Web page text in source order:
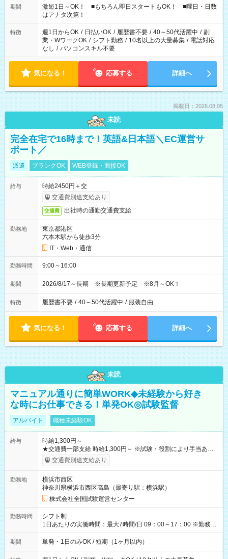
期間
激短1日～OK！ ■もちろん即日スタートもOK！ ■曜日・日数
はアナタ次第！
特徴 週1日からOK / 日払いOK / 履歴書不要 / 40～50代活躍中 / 副
業・WワークOK / シフト勤務 / 10名以上の大量募集 / 電話対応
なし / パソコンスキル不要
気になる！ 応募する 詳細へ
掲載日：2026.08.05
未読
完全在宅で16時まで！英語&日本語＼EC運営サ
ポート／
派遣 ブランクOK WEB登録・面接OK
給与
時給2450円＋交
交通費別途支給あり
交通費 出社時の通勤交通費支給
勤務地
東京都港区
六本木駅から徒歩3分
IT・Web・通信
勤務時間 9:00～16:00
期間 2026/8/17～長期 ※長期更新予定 ※8月～OK！
特徴 履歴書不要 / 40～50代活躍中 / 服装自由
気になる！ 応募する 詳細へ
未読
マニュアル通りに簡単WORK◆未経験から好き
な時にお仕事できる！単発OK◎試験監督
アルバイト 職種未経験OK
給与
時給1,300円～
★交通費一部支給 時給1,300円～ ※試験・役割により手当あり
※勤務回数により昇給あり 【即給（前払い）オプションあ
り！】 希望される場合、勤務から1週間ほどで給与の一部を受け
例】 ・河合塾模擬試験 8:30～17:30（休憩1時間） 時給1,300円
×8時間＝日収10,400円＋交通費 ※当日の役割により時給＋100
円の場合あり ・国家試験 7:00～13:30（休憩なし） 時給1,300
円（役割手当＋100円）×6時間＝日収8,400円＋交通費 【試用期
間】試用期間なし
交通費別途支給あり
勤務地
横浜市西区
神奈川県横浜市西区高島（最寄り駅：横浜駅）
株式会社全国試験運営センター
勤務時間
シフト制
1日あたりの実働時間：最大7時間/日 09：00～17：00 ※勤務時
間は 試験により異なります。
期間 単発・1日のみOK / 短期（1ヶ月以内）